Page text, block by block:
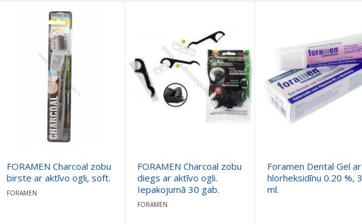
FORAMEN Charcoal zobu
birste ar aktīvo ogli, soft.
FORAMEN
FORAMEN Charcoal zobu
diegs ar aktīvo ogli.
Iepakojumā 30 gab.
FORAMEN
Foramen Dental Gel ar
hlorheksidīnu 0.20 %,
ml.